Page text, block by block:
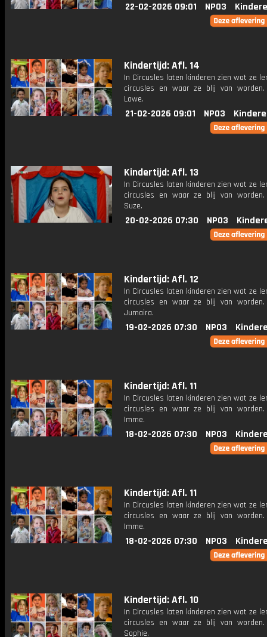
22-02-2026 09:01 NPO3
Kindertijd: Afl. 14
In Circusles laten kinderen zien wat ze
circusles en waar ze blij van
Lowe.
21-02-2026 09:01 NPO3
Kindertijd: Afl. 13
In Circusles laten kinderen zien wat ze
circusles en waar ze blij van
Suze.
20-02-2026 07:30 NPO3
Kindertijd: Afl. 12
In Circusles laten kinderen zien wat ze
circusles en waar ze blij van
Jumaira.
19-02-2026 07:30 NPO3
Kindertijd: Afl. 11
In Circusles laten kinderen zien wat ze
circusles en waar ze blij van
Imme.
18-02-2026 07:30 NPO3
Kindertijd: Afl. 11
In Circusles laten kinderen zien wat ze
circusles en waar ze blij van
Imme.
18-02-2026 07:30 NPO3
Kindertijd: Afl. 10
In Circusles laten kinderen zien wat ze
circusles en waar ze blij van
Sophie.